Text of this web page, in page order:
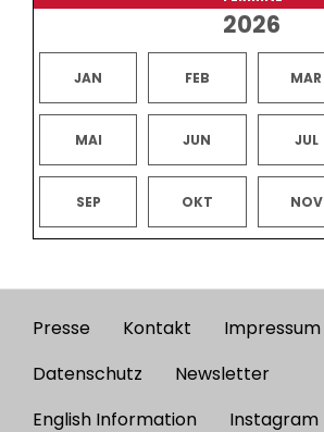
2026
JAN FEB MAR
MAI JUN JUL
SEP OKT NOV
Footer
menu
Presse Kontakt
Impressum
Datenschutz
Newsletter
English Information
Instagram